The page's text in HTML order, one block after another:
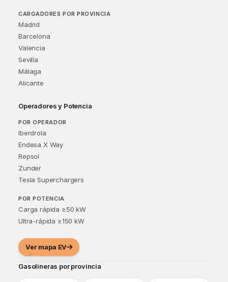
CARGADORES POR PROVINCIA
Madrid
Barcelona
Valencia
Sevilla
Málaga
Alicante
Operadores y Potencia
POR OPERADOR
Iberdrola
Endesa X Way
Repsol
Zunder
Tesla Superchargers
POR POTENCIA
Carga rápida ≥50 kW
Ultra-rápida ≥150 kW
Ver mapa EV
Gasolineras por provincia